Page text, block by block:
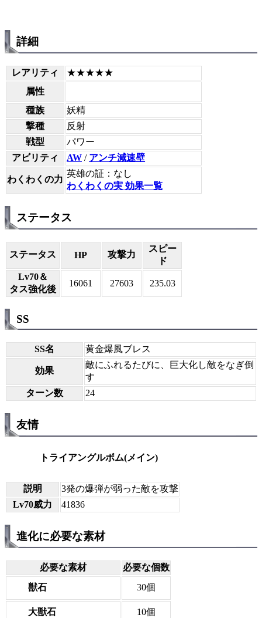
詳細
レアリティ
★★★★★
属性
種族
妖精
撃種
反射
戦型
パワー
アビリティ
AW / アンチ減速壁
わくわくの力
英雄の証：なし
わくわくの実 効果一覧
ステータス
ステータス HP 攻撃力
スピー
ド
Lv70＆
タス強化後
16061 27603 235.03
SS
SS名 黄金爆風ブレス
効果
敵にふれるたびに、巨大化し敵をなぎ倒
す
ターン数
24
友情
トライアングルボム(メイン)
説明
3発の爆弾が弱った敵を攻撃
Lv70威力
41836
進化に必要な素材
必要な素材
必要な個数
獣石
30個
大獣石 10個